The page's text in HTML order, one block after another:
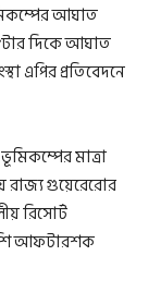
আঘাত
দিকে আঘাত
এপির প্রতিবেদনে
মাত্রা
রাজ্য গুয়েরেরোর
রিসোর্ট
আফটারশক